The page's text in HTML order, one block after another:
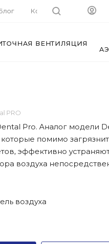
Контакты
ВЕНТИЛЯЦИЯ
PRO
Pro. Аналог модели
помимо
эффективно
воздуха
воздуха